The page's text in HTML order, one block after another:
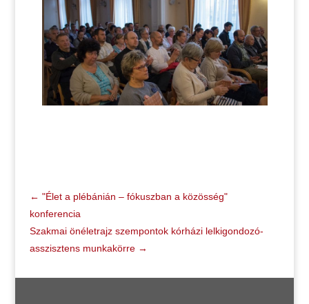
← "Élet a plébánián – fókuszban a közösség"
konferencia
Szakmai önéletrajz szempontok kórházi lelkigondozó-
asszisztens munkakörre→